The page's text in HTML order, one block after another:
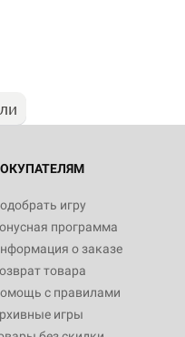
игру
программа
о заказе
товара
с правилами
игры